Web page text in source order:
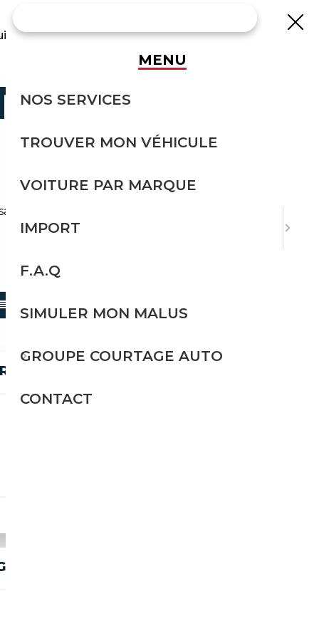
effort avec Courtage Auto.
19' PARKING ASSISTANT
M SPORTPAKET PRO 19' AC
MENU
NOS SERVICES
TROUVER MON VÉHICULE
VOITURE PAR MARQUE
IMPORT
F.A.Q
SIMULER MON MALUS
GROUPE COURTAGE AUTO
CONTACT